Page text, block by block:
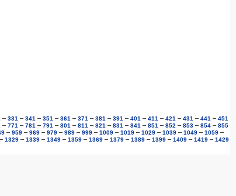
– 331 – 341 – 351 – 361 – 371 – 381 – 391 – 401 – 411 – 421 – 431 – 441 – 451
– 771 – 781 – 791 – 801 – 811 – 821 – 831 – 841 – 851 – 852 – 853– 854– 855
– 959 – 969 – 979 – 989 – 999 – 1009 – 1019 – 1029 – 1039 – 1049 – 1059 –
– 1329 – 1339 – 1349 – 1359 – 1369 – 1379 – 1389 – 1399 – 1409 – 1419 – 1429